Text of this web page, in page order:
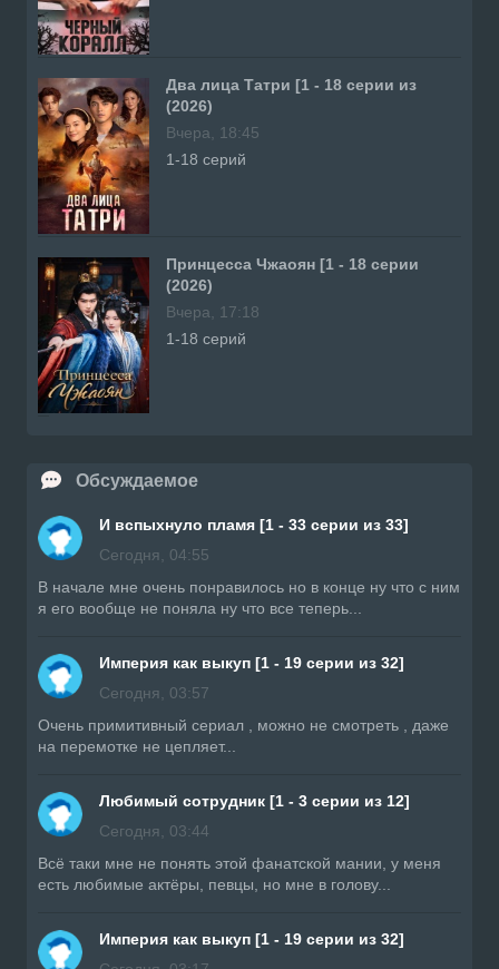
Два лица Татри [1 - 18 серии из
(2026)
Вчера, 18:45
1-18 серий
Принцесса Чжаоян [1 - 18 серии
(2026)
Вчера, 17:18
1-18 серий
Обсуждаемое
И вспыхнуло пламя [1 - 33 серии из 33]
Сегодня, 04:55
В начале мне очень понравилось но в конце ну что с ним
я его вообще не поняла ну что все теперь...
Империя как выкуп [1 - 19 серии из 32]
Сегодня, 03:57
Очень примитивный сериал , можно не смотреть , даже
на перемотке не цепляет...
Любимый сотрудник [1 - 3 серии из 12]
Сегодня, 03:44
Всë таки мне не понять этой фанатской мании, у меня
есть любимые актёры, певцы, но мне в голову...
Империя как выкуп [1 - 19 серии из 32]